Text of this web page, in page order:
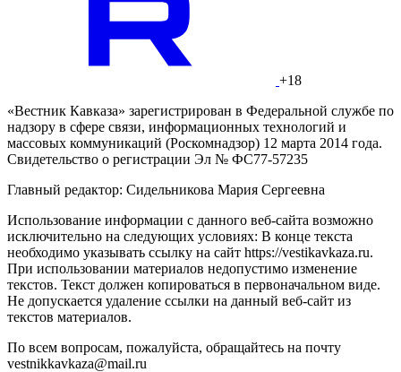
+18
«Вестник Кавказа» зарегистрирован в Федеральной службе по
надзору в сфере связи, информационных технологий и
массовых коммуникаций (Роскомнадзор) 12 марта 2014 года.
Свидетельство о регистрации Эл № ФС77-57235
Главный редактор: Сидельникова Мария Сергеевна
Использование информации с данного веб-сайта возможно
исключительно на следующих условиях: В конце текста
необходимо указывать ссылку на сайт https://vestikavkaza.ru.
При использовании материалов недопустимо изменение
текстов. Текст должен копироваться в первоначальном виде.
Не допускается удаление ссылки на данный веб-сайт из
текстов материалов.
По всем вопросам, пожалуйста, обращайтесь на почту
vestnikkavkaza@mail.ru